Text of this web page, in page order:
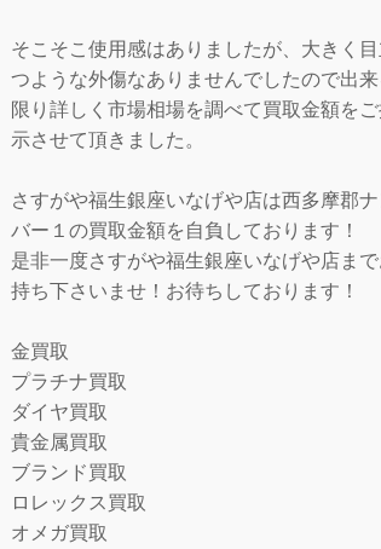
そこそこ使用感はありましたが、大きく目
つような外傷なありませんでしたので出来
限り詳しく市場相場を調べて買取金額をご
示させて頂きました。
さすがや福生銀座いなげや店は西多摩郡ナ
バー１の買取金額を自負しております！
是非一度さすがや福生銀座いなげや店まで
持ち下さいませ！お待ちしております！
金買取
プラチナ買取
ダイヤ買取
貴金属買取
ブランド買取
ロレックス買取
オメガ買取